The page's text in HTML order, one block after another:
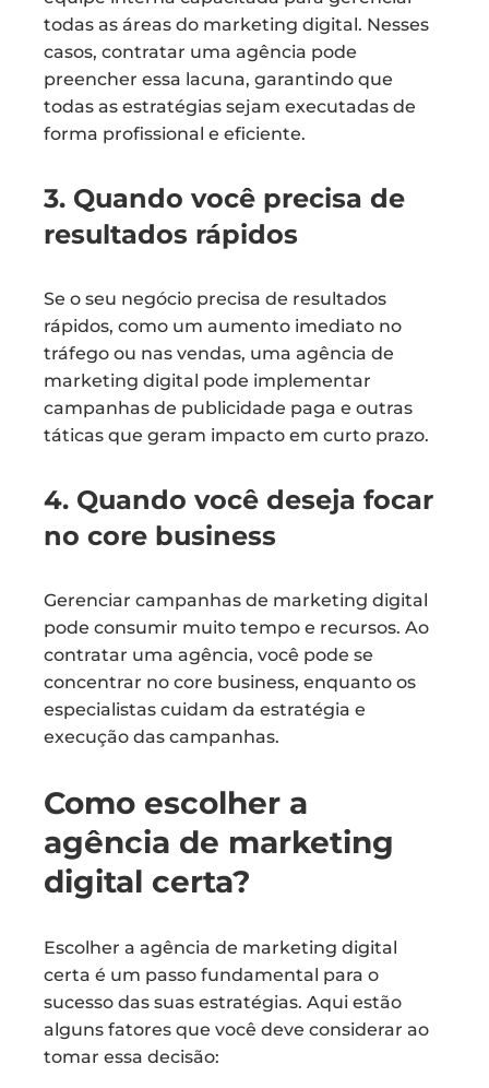
todas as áreas do marketing digital. Nesses
casos, contratar uma agência pode
preencher essa lacuna, garantindo que
todas as estratégias sejam executadas de
forma profissional e eficiente.
3. Quando você precisa de
resultados rápidos
Se o seu negócio precisa de resultados
rápidos, como um aumento imediato no
tráfego ou nas vendas, uma agência de
marketing digital pode implementar
campanhas de publicidade paga e outras
táticas que geram impacto em curto prazo.
4. Quando você deseja focar
no core business
Gerenciar campanhas de marketing digital
pode consumir muito tempo e recursos. Ao
contratar uma agência, você pode se
concentrar no core business, enquanto os
especialistas cuidam da estratégia e
execução das campanhas.
Como escolher a
agência de marketing
digital certa?
Escolher a agência de marketing digital
certa é um passo fundamental para o
sucesso das suas estratégias. Aqui estão
alguns fatores que você deve considerar ao
tomar essa decisão: